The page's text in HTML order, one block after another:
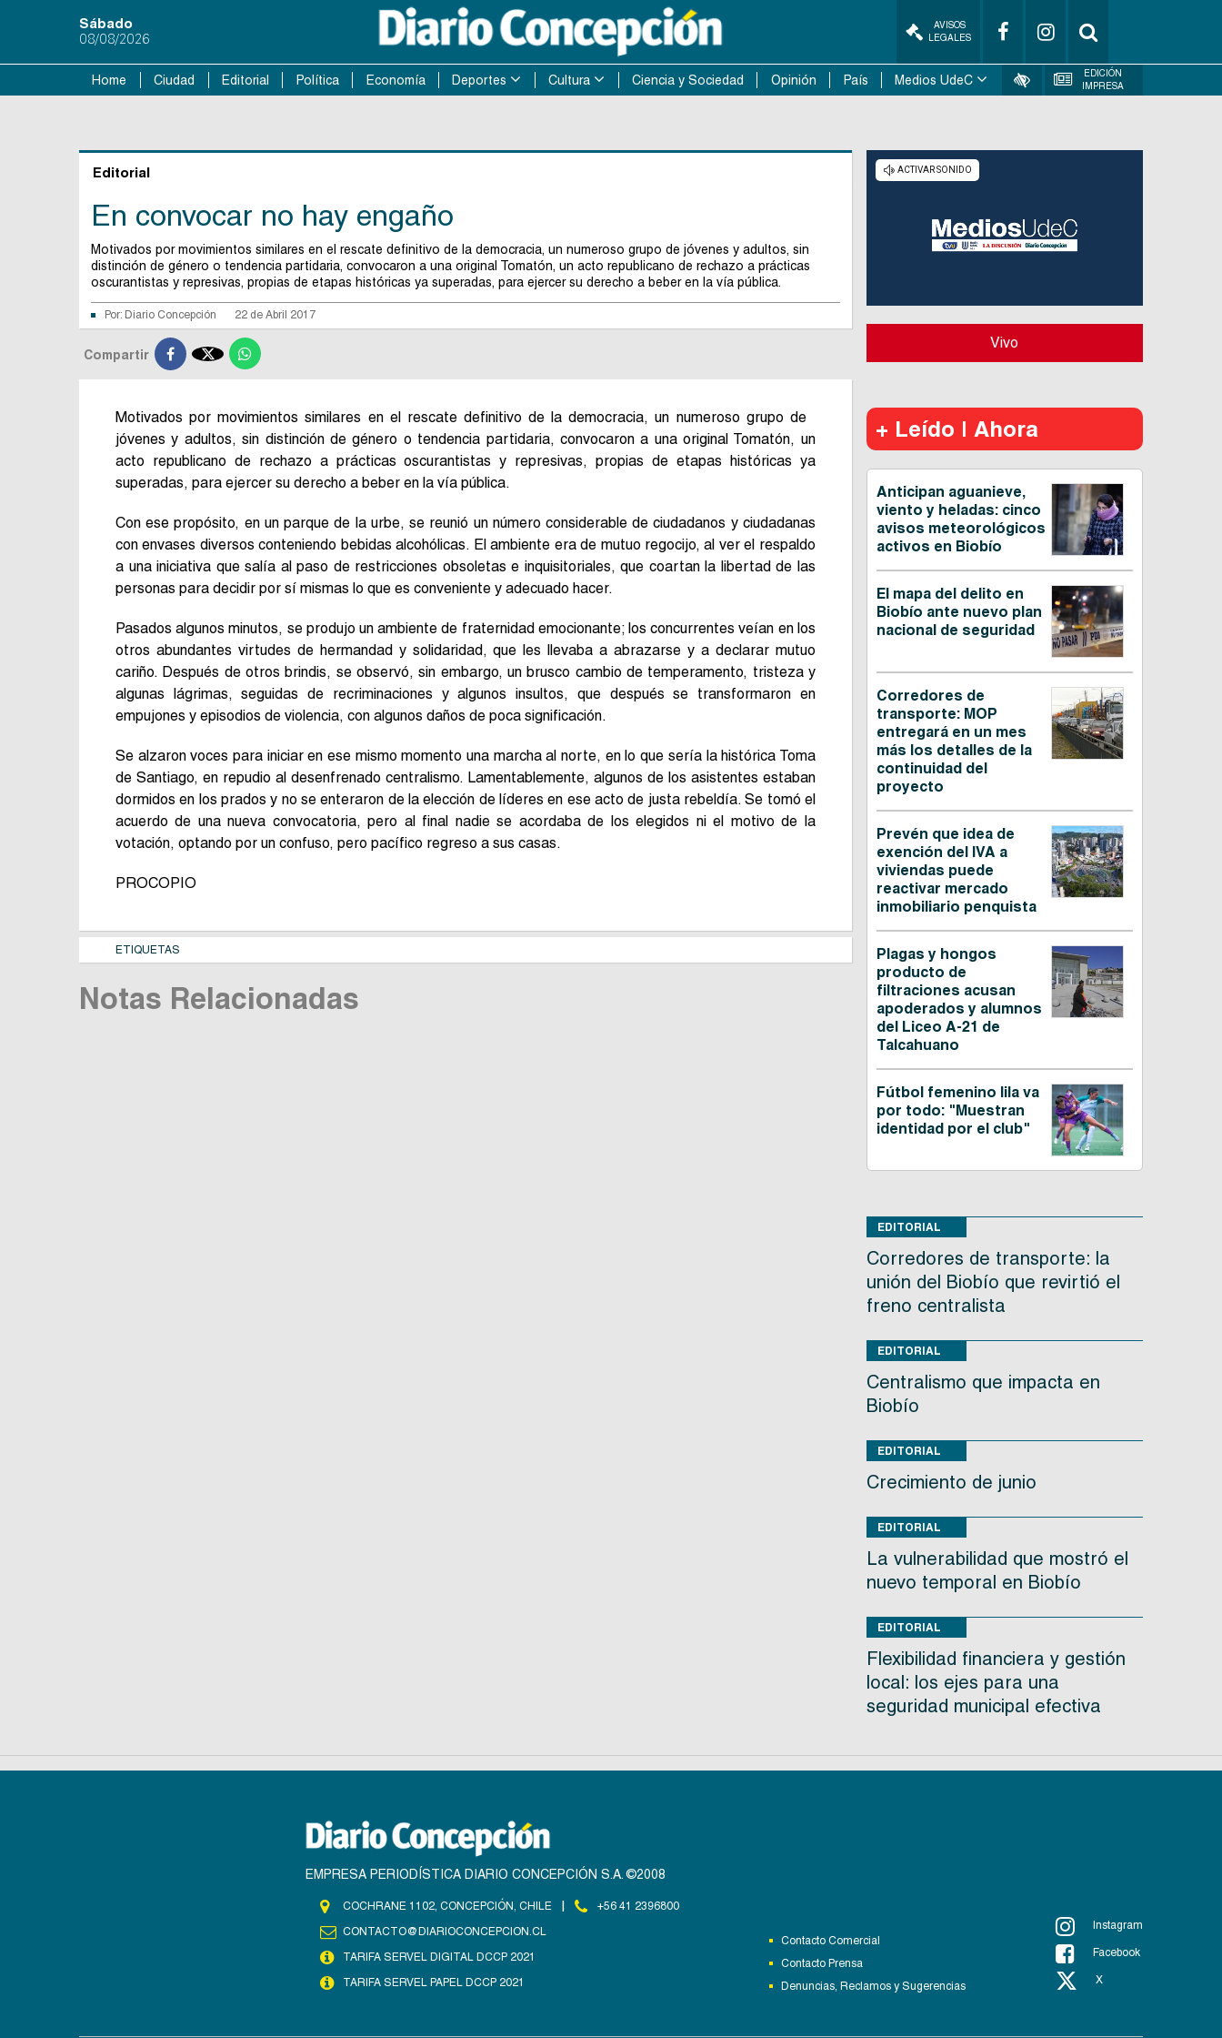
Sábado
08/08/2026
AVISOS
LEGALES
Home Ciudad Editorial Política Economía Deportes Cultura Ciencia y Sociedad Opinión País Medios UdeC
EDICIÓN
IMPRESA
Editorial
En convocar no hay engaño
Motivados por movimientos similares en el rescate definitivo de la democracia, un numeroso grupo de jóvenes y adultos, sin
distinción de género o tendencia partidaria, convocaron a una original Tomatón, un acto republicano de rechazo a prácticas
oscurantistas y represivas, propias de etapas históricas ya superadas, para ejercer su derecho a beber en la vía pública.
Por: Diario Concepción 22 de Abril 2017
Compartir 
Motivados por movimientos similares en el rescate definitivo de la democracia, un numeroso grupo de
jóvenes y adultos, sin distinción de género o tendencia partidaria, convocaron a una original Tomatón, un
acto republicano de rechazo a prácticas oscurantistas y represivas, propias de etapas históricas ya
superadas, para ejercer su derecho a beber en la vía pública.
Con ese propósito, en un parque de la urbe, se reunió un número considerable de ciudadanos y ciudadanas
con envases diversos conteniendo bebidas alcohólicas. El ambiente era de mutuo regocijo, al ver el respaldo
a una iniciativa que salía al paso de restricciones obsoletas e inquisitoriales, que coartan la libertad de las
personas para decidir por sí mismas lo que es conveniente y adecuado hacer.
Pasados algunos minutos, se produjo un ambiente de fraternidad emocionante; los concurrentes veían en los
otros abundantes virtudes de hermandad y solidaridad, que les llevaba a abrazarse y a declarar mutuo
cariño. Después de otros brindis, se observó, sin embargo, un brusco cambio de temperamento, tristeza y
algunas lágrimas, seguidas de recriminaciones y algunos insultos, que después se transformaron en
empujones y episodios de violencia, con algunos daños de poca significación.
Se alzaron voces para iniciar en ese mismo momento una marcha al norte, en lo que sería la histórica Toma
de Santiago, en repudio al desenfrenado centralismo. Lamentablemente, algunos de los asistentes estaban
dormidos en los prados y no se enteraron de la elección de líderes en ese acto de justa rebeldía. Se tomó el
acuerdo de una nueva convocatoria, pero al final nadie se acordaba de los elegidos ni el motivo de la
votación, optando por un confuso, pero pacífico regreso a sus casas.
PROCOPIO
ETIQUETAS
Notas Relacionadas
Vivo
+ Leído | Ahora
Anticipan aguanieve,
viento y heladas: cinco
avisos meteorológicos
activos en Biobío
El mapa del delito en
Biobío ante nuevo plan
nacional de seguridad
Corredores de
transporte: MOP
entregará en un mes
más los detalles de la
continuidad del
proyecto
Prevén que idea de
exención del IVA a
viviendas puede
reactivar mercado
inmobiliario penquista
Plagas y hongos
producto de
filtraciones acusan
apoderados y alumnos
del Liceo A-21 de
Talcahuano
Fútbol femenino lila va
por todo: "Muestran
identidad por el club"
EDITORIAL
Corredores de transporte: la
unión del Biobío que revirtió el
freno centralista
EDITORIAL
Centralismo que impacta en
Biobío
EDITORIAL
Crecimiento de junio
EDITORIAL
La vulnerabilidad que mostró el
nuevo temporal en Biobío
EDITORIAL
Flexibilidad financiera y gestión
local: los ejes para una
seguridad municipal efectiva
EMPRESA PERIODÍSTICA DIARIO CONCEPCIÓN S.A. ©2008
COCHRANE 1102, CONCEPCIÓN, CHILE |
+56 41 2396800
CONTACTO@DIARIOCONCEPCION.CL
TARIFA SERVEL DIGITAL DCCP 2021
TARIFA SERVEL PAPEL DCCP 2021
Contacto Comercial
Contacto Prensa
Denuncias, Reclamos y Sugerencias
Instagram
Facebook
X